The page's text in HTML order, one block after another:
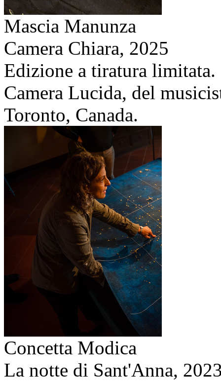
Mascia Manunza
Camera Chiara, 2025
Edizione a tiratura
Camera Lucida, del
Toronto, Canada.
Concetta Modica
La notte di Sant'Anna,